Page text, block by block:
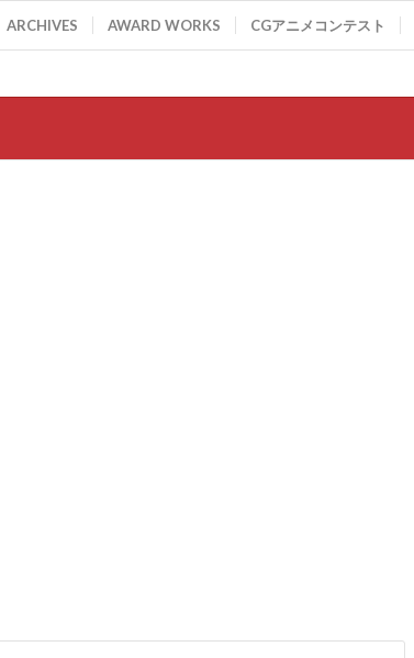
ARCHIVES AWARD WORKS CGアニメコンテスト